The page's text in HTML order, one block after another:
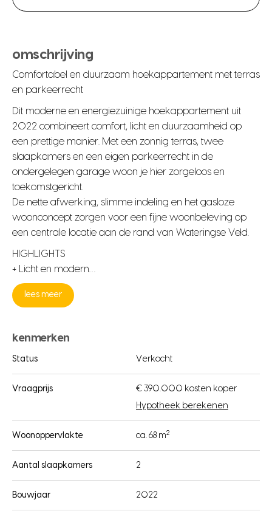
omschrijving
Comfortabel en duurzaam hoekappartement met terras
en parkeerrecht
Dit moderne en energiezuinige hoekappartement uit
2022 combineert comfort, licht en duurzaamheid op
een prettige manier. Met een zonnig terras, twee
slaapkamers en een eigen parkeerrecht in de
ondergelegen garage woon je hier zorgeloos en
toekomstgericht.
De nette afwerking, slimme indeling en het gasloze
woonconcept zorgen voor een fijne woonbeleving op
een centrale locatie aan de rand van Wateringse Veld.
HIGHLIGHTS
+ Licht en modern…
lees meer
kenmerken
Status Verkocht
Vraagprijs
€ 390.000 kosten koper
Hypotheek berekenen
Woonoppervlakte ca. 68 m2
Aantal slaapkamers 2
Bouwjaar 2022